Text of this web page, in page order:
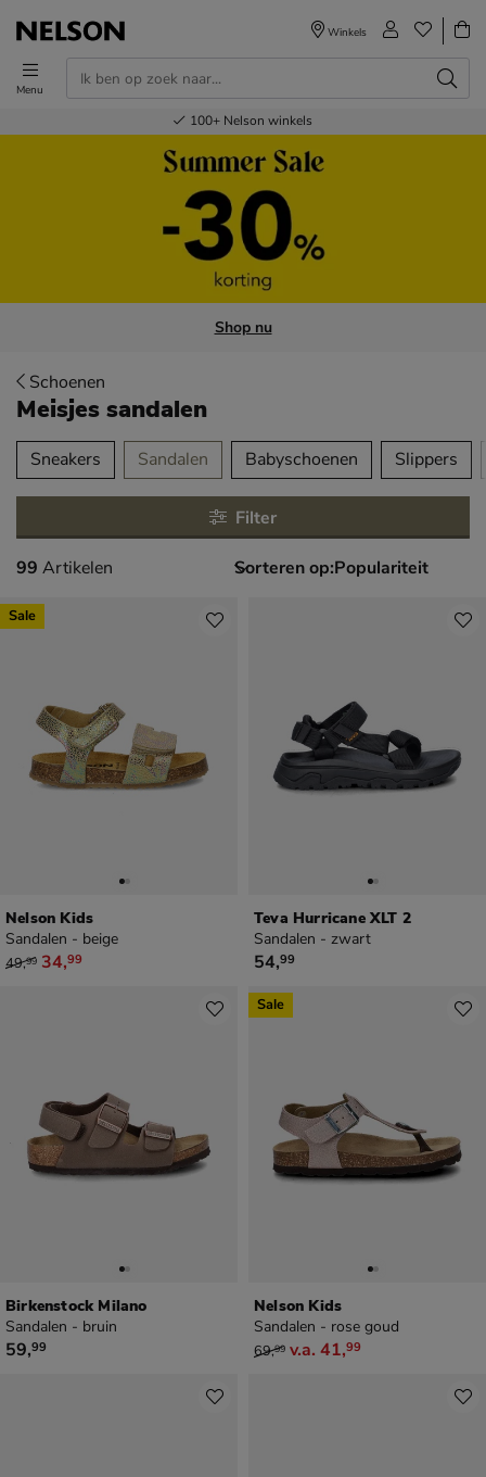
Menu
Winkels
Voor 23.00u besteld,volgende dag in huis
Gratisverzending en retour
Bestel nu,betaal later
100+ Nelson winkels
Shop nu
Schoenen
Meisjes sandalen
over
Sneakers Sandalen Babyschoenen Slippers
Filter
99 artikelen
99 Artikelen Sorteren op:
Nelson Kids
Sandalen - beige
van € 49,99 voor € 34,99
49,99 34,99
Sale
Teva Hurricane XLT 2
Sandalen - zwart
€ 54,99
54,99
Birkenstock Milano
Sandalen - bruin
€ 59,99
59,99
Nelson Kids
Sandalen - rose goud
van € 69,99 vanaf € 41,99
69,99 v.a. 41,99
Sale